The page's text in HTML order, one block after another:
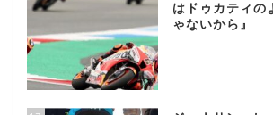
はドゥカティの
ゃないから』